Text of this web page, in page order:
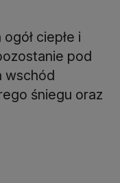
ciepłe i
pod
wschód
śniegu oraz